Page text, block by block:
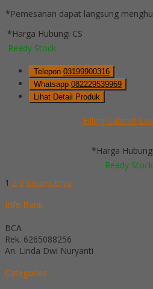
*Pemesanan dapat langsung
*Harga Hubungi CS
Ready Stock
Telepon 03199900316
Whatsapp 082229539969
Lihat Detail Produk
Filling Cabinet
*Harga
Ready Stock
1 2 3 Selanjutnya
Info Bank
BCA
Rek. 6265088256
An. Linda Dwi Nuryanti
Categories